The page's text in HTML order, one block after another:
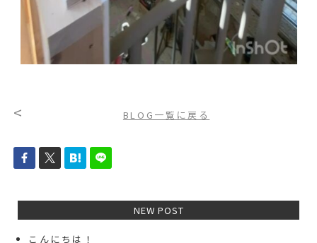
< BLOG一覧に戻る
NEW POST
こんにちは！